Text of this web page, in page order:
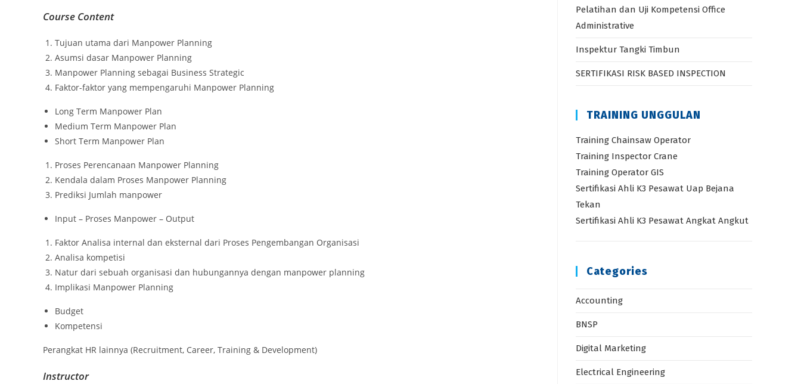
Course Content
Tujuan utama dari Manpower Planning
Asumsi dasar Manpower Planning
Manpower Planning sebagai Business Strategic
Faktor-faktor yang mempengaruhi Manpower Planning
Long Term Manpower Plan
Medium Term Manpower Plan
Short Term Manpower Plan
Proses Perencanaan Manpower Planning
Kendala dalam Proses Manpower Planning
Prediksi Jumlah manpower
Input – Proses Manpower – Output
Faktor Analisa internal dan eksternal dari Proses Pengembangan Organisasi
Analisa kompetisi
Natur dari sebuah organisasi dan hubungannya dengan manpower planning
Implikasi Manpower Planning
Budget
Kompetensi
Perangkat HR lainnya (Recruitment, Career, Training & Development)
Instructor
Pelatihan dan Uji Kompetensi Office
Administrative
Inspektur Tangki Timbun
SERTIFIKASI RISK BASED INSPECTION
TRAINING UNGGULAN
Training Chainsaw Operator
Training Inspector Crane
Training Operator GIS
Sertifikasi Ahli K3 Pesawat Uap Bejana
Tekan
Sertifikasi Ahli K3 Pesawat Angkat Angkut
Categories
Accounting
BNSP
Digital Marketing
Electrical Engineering